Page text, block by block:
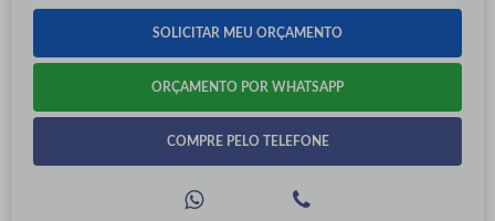
SOLICITAR MEU ORÇAMENTO
ORÇAMENTO POR WHATSAPP
COMPRE PELO TELEFONE